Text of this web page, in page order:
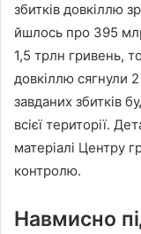
збитків довкіллю
йшлось про 395
1,5 трлн гривень,
довкіллю сягнули
завданих збитків
всієї території.
матеріалі Центру
контролю.
Навмисно